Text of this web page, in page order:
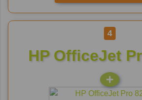
4
HP OfficeJet